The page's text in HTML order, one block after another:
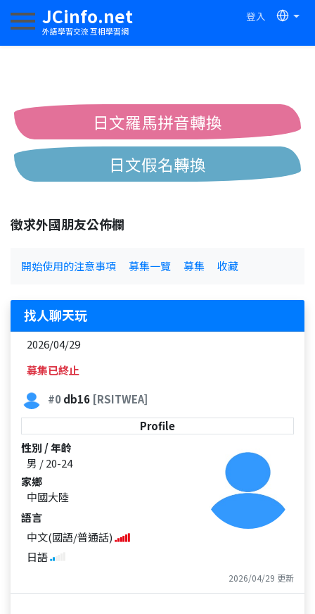
JCinfo.net
外語學習交流 互相學習網
登入
切換導航
日文羅馬拼音轉換
日文假名轉換
徵求外國朋友公佈欄
開始使用的注意事項 募集一覽 募集 收藏
找人聊天玩
2026/04/29
募集已終止
#0db16 [RSITWEA]
Profile
性別 / 年齡
男 / 20-24
家鄉
中國大陸
語言
中文(國語/普通話)
日語
2026/04/29 更新